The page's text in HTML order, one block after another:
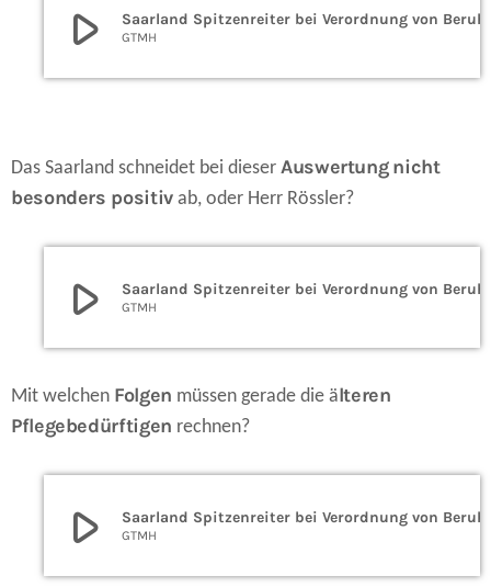
play_arrow GTMH
Das Saarland schneidet bei dieser Auswertung nicht
besonders positivab, oder Herr Rössler?
play_arrow GTMH
Mit welchen Folgen müssen gerade die älteren
Pflegebedürftigen rechnen?
play_arrow GTMH